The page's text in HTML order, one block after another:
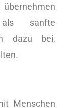
sanfte
dazu bei,
Menschen